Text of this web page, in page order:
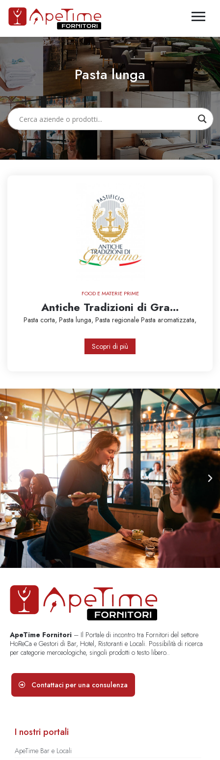
Pasta lunga
FOOD E MATERIE PRIME
Antiche Tradizioni di Gra...
Pasta corta, Pasta lunga, Pasta regionale Pasta aromatizzata,
Scopri di più
ApeTime Fornitori – Il Portale di incontro tra Fornitori del settore
HoReCa e Gestori di Bar, Hotel, Ristoranti e Locali. Possibilità di ricerca
per categorie merceologiche, singoli prodotti o testo libero..
Contattaci per una consulenza
I nostri portali
ApeTime Bar e Locali